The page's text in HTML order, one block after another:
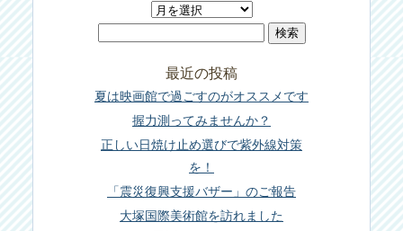
過
事
最近の投稿
夏は映画館で過ごすのがオススメです
握力測ってみませんか？
正しい日焼け止め選びで紫外線対策
を！
「震災復興支援バザー」のご報告
大塚国際美術館を訪れました